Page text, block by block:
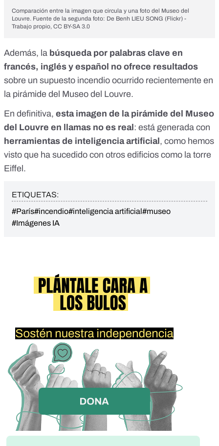
Comparación entre la imagen que circula y una foto del Museo del
Louvre. Fuente de la segunda foto: De Benh LIEU SONG (Flickr) -
Trabajo propio, CC BY-SA 3.0
Además, la búsqueda por palabras clave en
francés, inglés y español no ofrece resultados
sobre un supuesto incendio ocurrido recientemente en
la pirámide del Museo del Louvre.
En definitiva, esta imagen de la pirámide del Museo
del Louvre en llamas no es real : está generada con
herramientas de inteligencia artificial , como hemos
visto que ha sucedido con otros edificios como la torre
Eiffel .
ETIQUETAS:
#París#incendio#inteligencia artificial#museo
#Imágenes IA